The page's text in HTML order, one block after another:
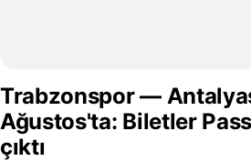
Trabzonspor —
Ağustos'ta: Biletler
çıktı